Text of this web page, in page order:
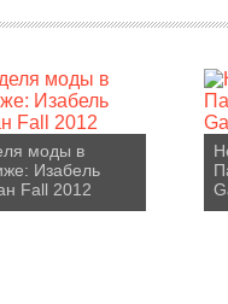
моды в
Изабель
Fall 2012